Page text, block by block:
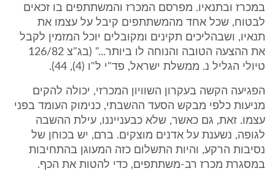
במכרז ובתנאיו. מפרסם המכרז והמשתתפים בו זכאים
לבטוח, שכל אחד מהמשתתפים קיבל על עצמו את
תנאיו, ושבהליכים תקינים ומקובלים יוכל המזמין לקבל
את ההצעה הטובה והנוחה לו ביותר..." (בג"צ 126/82
טיולי הגליל נ. ממשלת ישראל, פד"י ל"ו (4), 44).
הפגיעה הקשה בעקרון השוויון המכרזי, יכולה להקים
מניעות כלפי מבקש הסעד ההשבתי, כנימוק העומד בפני
עצמו. זאת, גם כאשר, שלא כבענייננו, עילת ההשבה
לגופה, נשענת על אדנים מוצקים. ברם, יש בכוחן של
נסיבות הרקע, והיות התשלום כזה המעוגן בהתחיבות
במסגרת מכרז רב-משתתפים, כדי להטות את הכף.